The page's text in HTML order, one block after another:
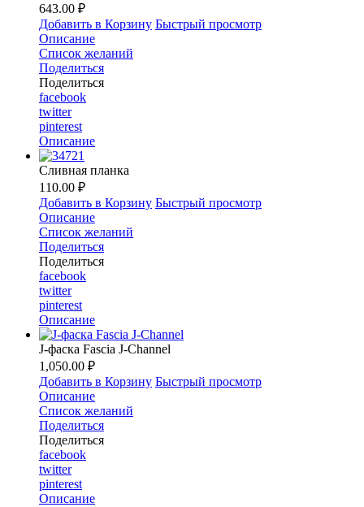
643.00 ₽
Добавить в Корзину Быстрый просмотр
Описание
Список желаний
Поделиться
Поделиться
facebook
twitter
pinterest
Описание
Сливная планка
110.00 ₽
Добавить в Корзину Быстрый просмотр
Описание
Список желаний
Поделиться
Поделиться
facebook
twitter
pinterest
Описание
J-фаска Fascia J-Channel
1,050.00 ₽
Добавить в Корзину Быстрый просмотр
Описание
Список желаний
Поделиться
Поделиться
facebook
twitter
pinterest
Описание